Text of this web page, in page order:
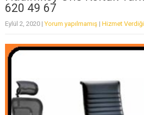
620 49 67
Eylül 2, 2020 |Yorum yapılmamış | Hizmet